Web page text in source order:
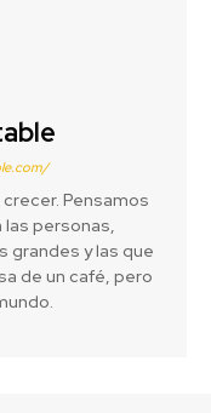
Pensamos
personas,
grandes y las que
de un café, pero